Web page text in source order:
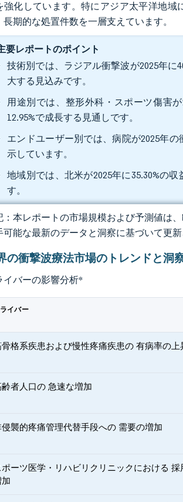
強化しています。特にアジア太平洋地
長期的な処置件数を一層支えています。
要レポートのポイント
技術別では、ラジアル衝撃波が2025年に
大する見込みです。
用途別では、整形外科・スポーツ傷害
12.95%で成長する見通しです。
エンドユーザー別では、病院が2025年の
示しています。
地域別では、北米が2025年に35.30%の
す。
：本レポートの市場規模および予測値は
可能な最新のデータと洞察に基づいて更新
の衝撃波療法市場のトレンドと洞
イバーの影響分析*
ライバー
格系疾患および慢性疼痛疾患の 有病率の上
者人口の 急速な増加
襲的疼痛管理代替手段への 需要の増加
ポーツ医学・リハビリクリニックにおける 採